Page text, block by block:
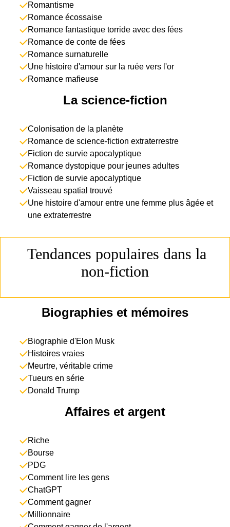
Romantisme
Romance écossaise
Romance fantastique torride avec des fées
Romance de conte de fées
Romance surnaturelle
Une histoire d'amour sur la ruée vers l'or
Romance mafieuse
La science-fiction
Colonisation de la planète
Romance de science-fiction extraterrestre
Fiction de survie apocalyptique
Romance dystopique pour jeunes adultes
Fiction de survie apocalyptique
Vaisseau spatial trouvé
Une histoire d'amour entre une femme plus âgée et
une extraterrestre
Tendances populaires dans la
non-fiction
Biographies et mémoires
Biographie d'Elon Musk
Histoires vraies
Meurtre, véritable crime
Tueurs en série
Donald Trump
Affaires et argent
Riche
Bourse
PDG
Comment lire les gens
ChatGPT
Comment gagner
Millionnaire